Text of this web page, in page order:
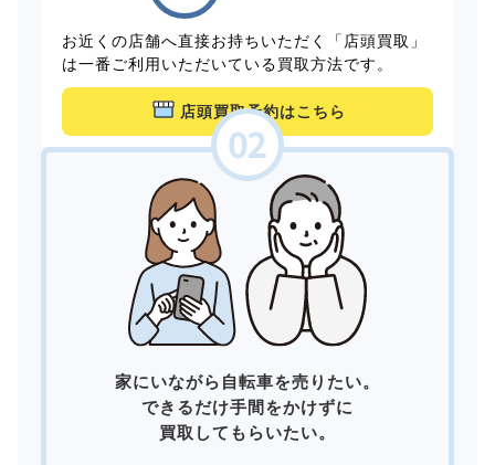
お近くの店舗へ直接お持ちいただく「店頭買取」
は一番ご利用いただいている買取方法です。
店頭買取予約はこちら
家にいながら自転車を売りたい。
できるだけ手間をかけずに
買取してもらいたい。